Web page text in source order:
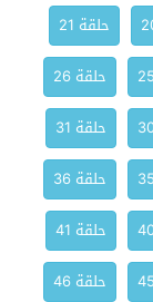
حلقة 21
حلقة 26
حلقة 31
حلقة 36
حلقة 41
حلقة 46